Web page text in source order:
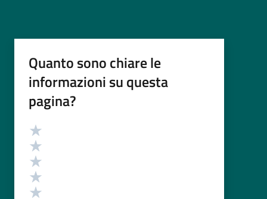
Quanto sono chiare le
informazioni su questa
pagina?
Valutazione